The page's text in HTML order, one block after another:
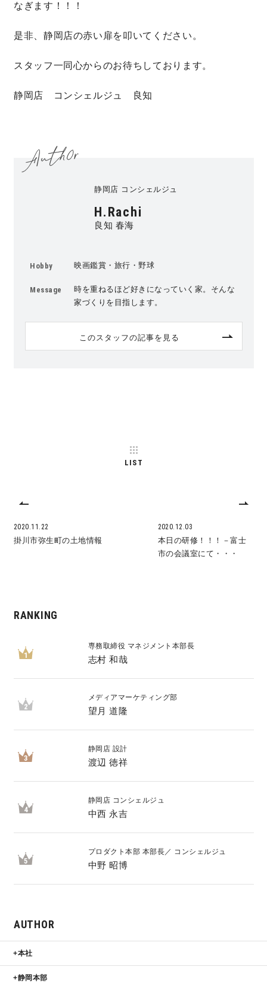
ラインナップ
最響の家
Groovin’
分譲住宅･不動産 スタッフブログ
よくある質問
なぎます！！！
是非、静岡店の赤い扉を叩いてください。
スタッフ一同心からのお待ちしております。
静岡店 コンシェルジュ 良知
静岡店 コンシェルジュ
H.Rachi
良知 春海
Hobby 映画鑑賞・旅行・野球
Message
時を重ねるほど好きになっていく家。そんな
家づくりを目指します。
このスタッフの記事を見る
2020.11.22
掛川市弥生町の土地情報
LIST
2020.12.03
本日の研修！！！－富士
市の会議室にて・・・
RANKING
1
専務取締役 マネジメント本部長
志村 和哉
2
メディアマーケティング部
望月 道隆
3
静岡店 設計
渡辺 徳祥
4
静岡店 コンシェルジュ
中西 永吉
5
プロダクト本部 本部長／ コンシェルジュ
中野 昭博
AUTHOR
本社
静岡本部